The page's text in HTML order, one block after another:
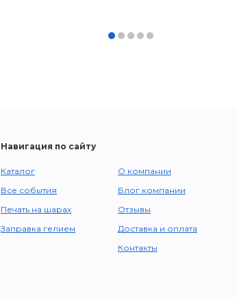
Навигация по сайту
Каталог
Все события
Печать на шарах
Заправка гелием
О компании
Блог компании
Отзывы
Доставка и оплата
Контакты